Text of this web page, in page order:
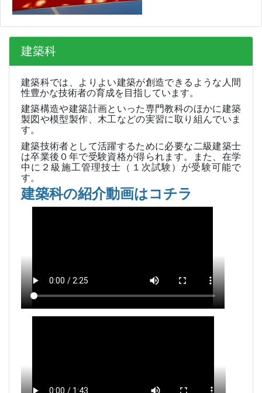
建築科
建築科では、よりよい建築が創造できるような人間
性豊かな技術者の育成を目指しています。
建築構造や建築計画といった専門教科のほかに建築
製図や模型製作、木工などの実習に取り組んでいま
す。
建築技術者として活躍するために必要な二級建築士
は卒業後０年で受験資格が得られます。また、在学
中に２級施工管理技士（１次試験）が受験可能で
す。
建築科の紹介動画はコチラ